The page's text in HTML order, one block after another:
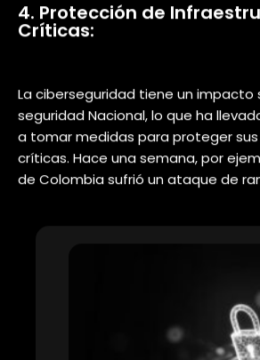
La garantía de que las partes
autorizado y protegerá la
de los datos.
Te puede interesar:
Seguridad de Contraseñas
Empresa: Ventajas y Claves